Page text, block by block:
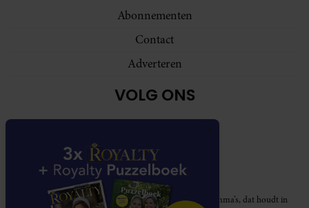
Abonnementen
Contact
Adverteren
VOLG ONS
Royalty participeert in diverse affiliate marketing programma’s, dat houdt in